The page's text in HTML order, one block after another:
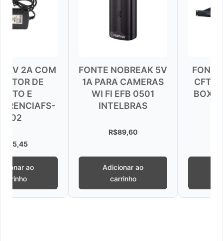
FONTE NOBREAK 5V
1A PARA CAMERAS
WI FI EFB 0501
INTELBRAS
FONTE RACK
CFTV
BOX 8 CANAIS